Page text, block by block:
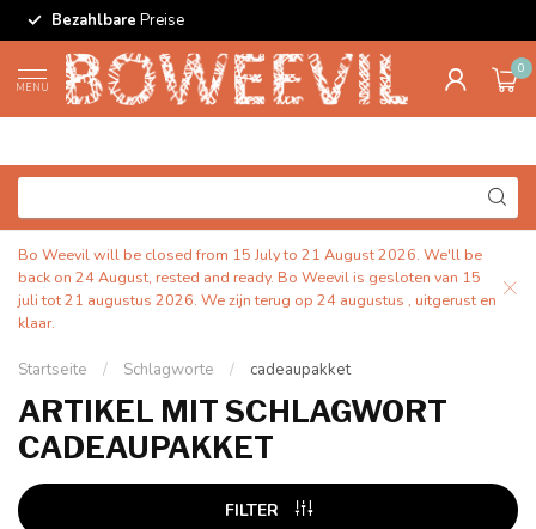
Bezahlbare Preise
MENU
0
Bo Weevil will be closed from 15 July to 21 August 2026. We'll be
back on 24 August, rested and ready. Bo Weevil is gesloten van 15
juli tot 21 augustus 2026. We zijn terug op 24 augustus , uitgerust en
klaar.
Startseite / Schlagworte / cadeaupakket
ARTIKEL MIT SCHLAGWORT
CADEAUPAKKET
FILTER